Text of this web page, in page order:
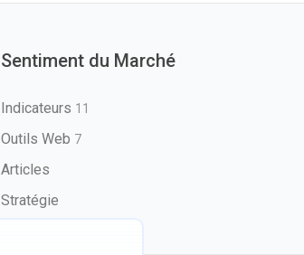
Sentiment du Marché
Indicateurs 11
Outils Web 7
Articles
Stratégie